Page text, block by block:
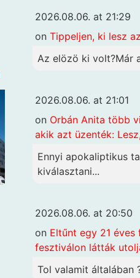
2026.08.06. at 21:29
on Tippeljen, ki lesz
Az elözö ki volt?Már
2026.08.06. at 21:01
on Orbán Anita több
akik azt üzenték:
Ennyi apokaliptikus
kiválasztani...
2026.08.06. at 20:50
on Eltűnt egy 21 éves
fesztiválon látták
Tol valamit általában